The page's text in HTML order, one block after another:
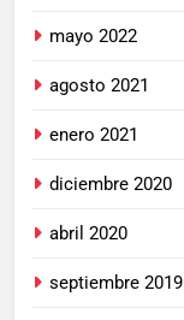
mayo 2022
agosto 2021
enero 2021
diciembre 2020
abril 2020
septiembre 2019